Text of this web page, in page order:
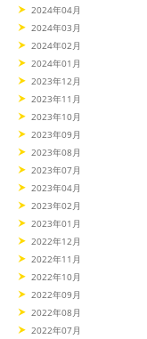
2024年04月
2024年03月
2024年02月
2024年01月
2023年12月
2023年11月
2023年10月
2023年09月
2023年08月
2023年07月
2023年04月
2023年02月
2023年01月
2022年12月
2022年11月
2022年10月
2022年09月
2022年08月
2022年07月